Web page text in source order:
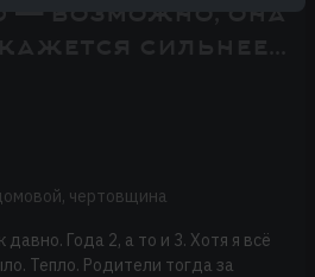
чертовщина
Года 2, а то и 3. Хотя я всё
Тепло. Родители тогда за